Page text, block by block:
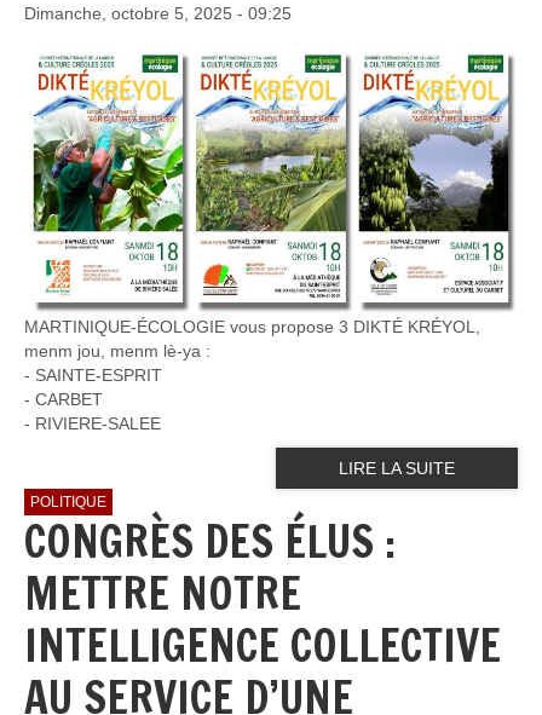
Dimanche, octobre 5, 2025 - 09:25
MARTINIQUE-ÉCOLOGIE vous propose 3 DIKTÉ KRÉYOL,
menm jou, menm lè-ya :
- SAINTE-ESPRIT
- ⁠CARBET
- ⁠RIVIERE-SALEE
LIRE LA SUITE
POLITIQUE
CONGRÈS DES ÉLUS :
METTRE NOTRE
INTELLIGENCE COLLECTIVE
AU SERVICE D’UNE